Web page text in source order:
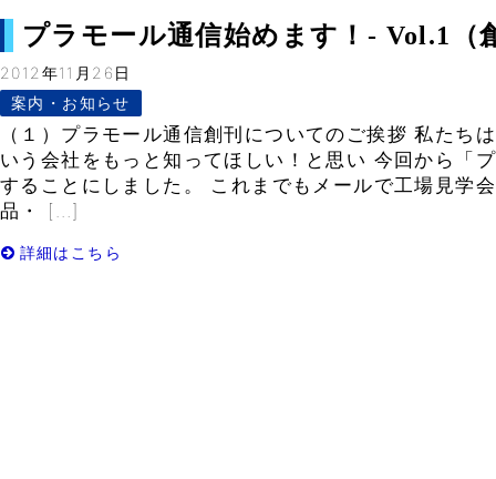
プラモール通信始めます！- Vol.1（
2012年11月26日
案内・お知らせ
（１）プラモール通信創刊についてのご挨拶 私たち
いう会社をもっと知ってほしい！と思い 今回から「
することにしました。 これまでもメールで工場見学
品・ […]
詳細はこちら